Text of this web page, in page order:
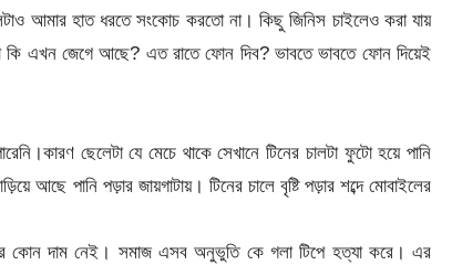
আমার হাত ধরতে সংকোচ করতো না। কিছু জিনিস চাইলেও করা যায়
কি এখন জেগে আছে? এত রাতে ফোন দিব? ভাবতে ভাবতে ফোন দিয়েই
ছেলেটা যে মেচে থাকে সেখানে টিনের চালটা ফুটো হয়ে পানি
আছে পানি পড়ার জায়গাটায়। টিনের চালে বৃষ্টি পড়ার শব্দে মোবাইলের
কোন দাম নেই। সমাজ এসব অনুভুতি কে গলা টিপে হত্যা করে। এর